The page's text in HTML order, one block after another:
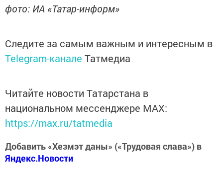
фото: ИА «Татар-информ»
Следите за самым важным и интересным в
Telegram-канале Татмедиа
Читайте новости Татарстана в
национальном мессенджере MАХ:
https://max.ru/tatmedia
Добавить «Хезмэт даны» («Трудовая слава») в
Яндекс.Новости